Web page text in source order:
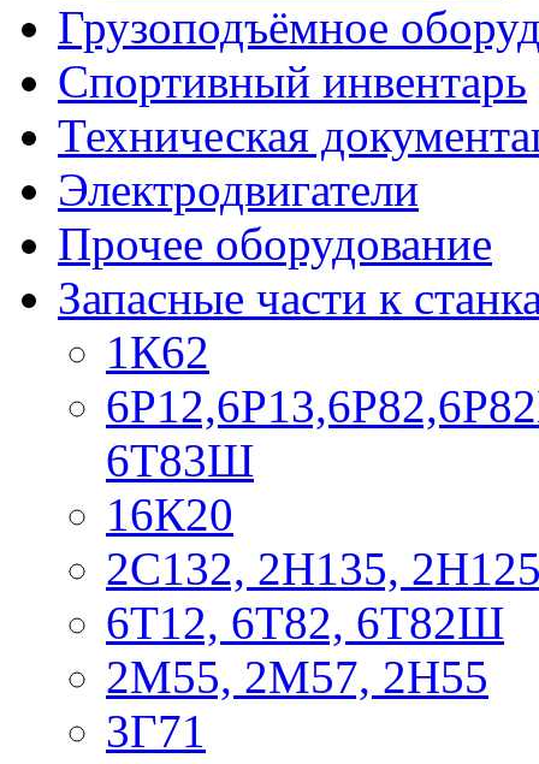
Грузоподъёмное
Спортивный инвентарь
Техническая
Электродвигатели
Прочее оборудование
Запасные части к
1К62
6Т83Ш
16К20
2С132, 2Н135,
6Т12, 6Т82, 6Т82Ш
2М55, 2М57, 2Н55
3Г71